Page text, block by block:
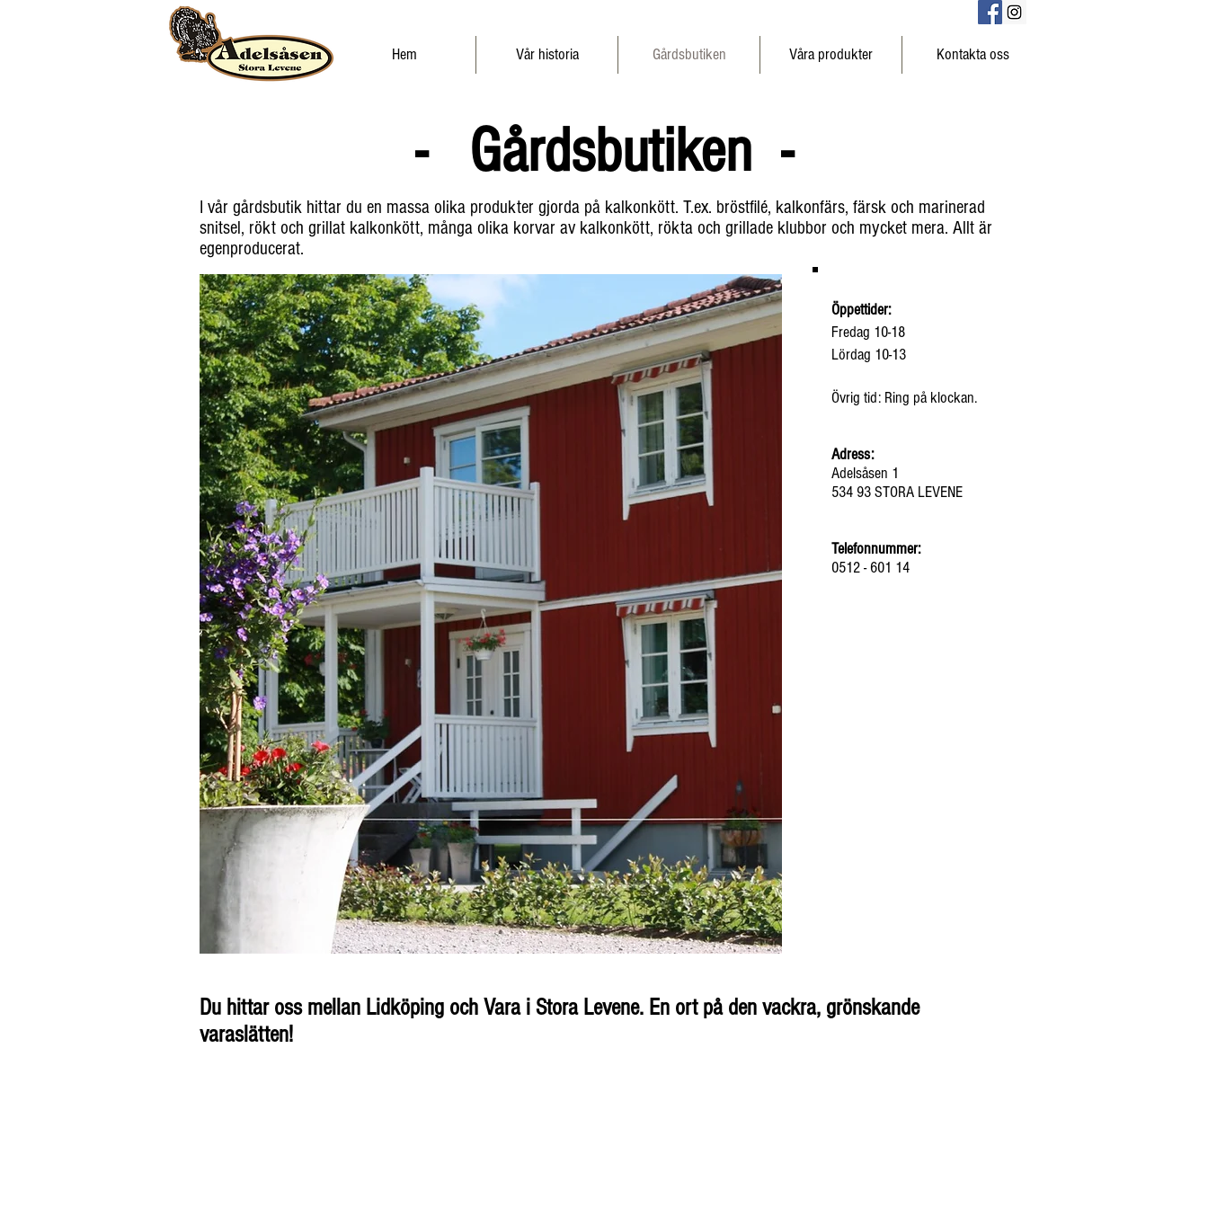
Hem Vår historia Gårdsbutiken Våra produkter Kontakta oss
- Gårdsbutiken -
I vår gårdsbutik hittar du en massa olika produkter gjorda på kalkonkött. T.ex. bröstfilé, kalkonfärs, färsk och marinerad
snitsel, rökt och grillat kalkonkött, många olika korvar av kalkonkött, rökta och grillade klubbor och mycket mera. Allt är
egenproducerat.
Öppettider:
Fredag 10-18
Lördag 10-13
Övrig tid: Ring på klockan.
Adress:
Adelsåsen 1
534 93 STORA LEVENE
Telefonnummer:
0512 - 601 14
Du hittar oss mellan Lidköping och Vara i Stora Levene. En ort på den vackra, grönskande
varaslätten!